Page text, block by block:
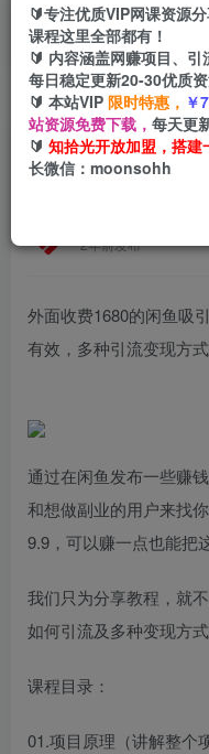
首页 创业课程 会员免费
外面收费1680的闲
50+，亲测有效，多
2年前发布
外面收费1680的闲鱼吸
有效，多种引流变现方式
通过在闲鱼发布一些赚
和想做副业的用户来找
9.9，可以赚一点也能把
我们只为分享教程，就
如何引流及多种变现方
课程目录：
01.项目原理（讲解整个
🔰专注优质VIP网课资源
课程这里全部都有！
🔰 内容涵盖网赚项目、
每日稳定更新20-30优质资
🔰 本站VIP 限时特惠， ￥
站资源免费下载， 每天更
🔰 知拾光开放加盟，搭建
长微信：moonsohh